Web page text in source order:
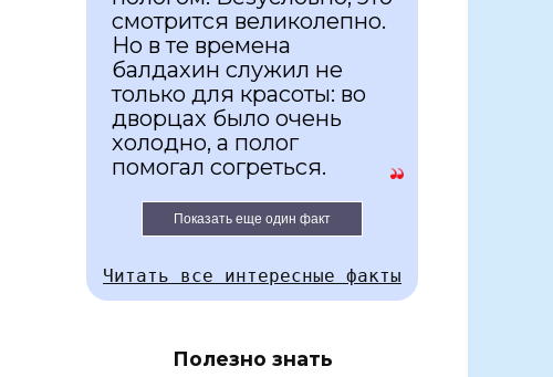
смотрится великолепно.
Но в те времена
балдахин служил не
только для красоты: во
дворцах было очень
холодно, а полог
помогал согреться.
Показать еще один факт
Читать все интересные факты
Полезно знать